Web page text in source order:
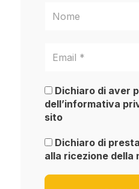
Dichiaro di aver
dell’informativa
sito
Dichiaro di
alla ricezione della